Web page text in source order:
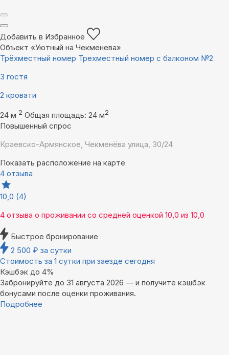
Добавить в Избранное
Объект «Уютный на Чекменева»
Трёхместный номер Трехместный номер с балконом №2
3 гостя
2 кровати
24 м 2 Общая площадь: 24 м2
Повышенный спрос
Краевско-Армянское, Чекменёва улица, 30/24
Показать расположение на карте
4 отзыва
10,0 (4)
4 отзыва о проживании со средней оценкой 10,0 из 10,0
Быстрое бронирование
2 500 ₽ за сутки
Стоимость за 1 сутки при заезде сегодня
Кэшбэк до 4%
Забронируйте до 31 августа 2026 — и получите кэшбэк
бонусами после оценки проживания.
Подробнее